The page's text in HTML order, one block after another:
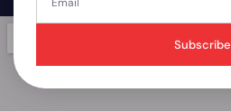
Subscribe